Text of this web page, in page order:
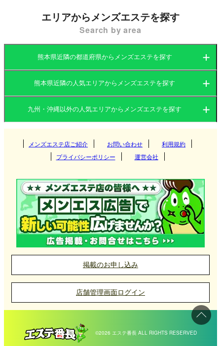
といった豊かな水源があり、四季折々の美しい風景
が楽しめます。 熊本駅は九州新幹線が通り、福岡や
に、繁華街である「下通り」や「上通り」周辺に
は、多くのショッピングモールや飲食店が集まり、
地元のグルメや買い物が楽しめるエリアとして賑わ
いを見せています。熊本ラーメンや馬刺しなど、熊
本ならではの味覚も魅力の一つです。
熊本エリアには、熊本駅や繁華街を中心に多くのメ
ンズエステ店が点在しています。特に、マンション
型のメンズエステが主流で、静かでプライベートな
空間が提供されているのが特徴です。熊本駅や市街
地に近い場所では、アクセスの良さと落ち着いた環
境が両立しており、観光やビジネスで訪れる人々に
も人気があります。
熊本のメンズエステ店では、アロマオイルやリンパ
マッサージを中心にしたリラクゼーションメニュー
が豊富に揃っています。セラピストによる丁寧な施
エリアからメンズエステを探す
Search by area
熊本県近隣の都道府県からメンズエステを探す
福岡県 大分県
長崎県 宮崎県
熊本県 鹿児島県
熊本県近隣の人気エリアからメンズエステを探す
博多
天神・大名
久留米
小倉
黒崎
大分県
長崎
佐世保
宮崎県
宮崎 熊本県
熊本 鹿児島県
鹿児島 沖縄県
那覇
佐賀県
佐賀
九州・沖縄以外の人気エリアからメンズエステを探す
関東
栃木県 東京都
神奈川県 千葉県
埼玉県
大阪府 京都府
兵庫県 滋賀県
奈良県 和歌山県
東海
愛知県 岐阜県
北海道・東北
北海道 岩手県
秋田県 青森県
福島県
中国
岡山県 広島県
山口県 鳥取県
島根県
北陸・甲信越
福井県 新潟県
四国
愛媛県 香川県
メンズエステ店ご紹介 お問い合わせ
利用規約
プライバシーポリシー
運営会社
掲載のお申し込み
店舗管理画面ログイン
©2026 エステ番長 ALL RIGHTS RESERVED